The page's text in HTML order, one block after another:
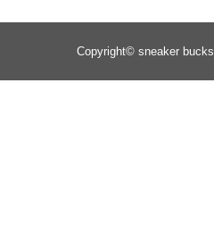
Copyright© sneaker bucks